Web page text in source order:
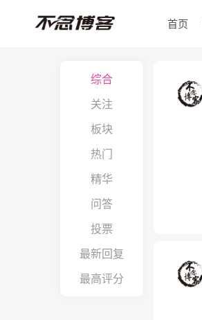
首页
综合
关注
板块
热门
精华
问答
投票
最新回复
最高评分